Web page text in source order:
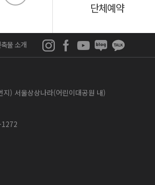
단체예약
물 소개
) 서울상상나라(어린이대공원 내)